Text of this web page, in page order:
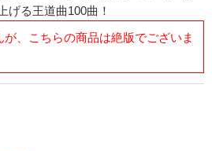
げる王道曲100曲！
、こちらの商品は絶版でございま